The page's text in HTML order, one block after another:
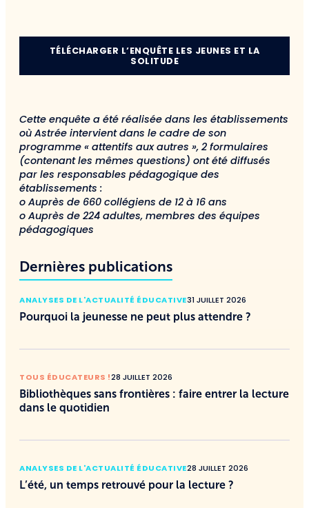
TÉLÉCHARGER L’ENQUÊTE LES JEUNES ET LA
SOLITUDE
Cette enquête a été réalisée dans les établissements
où Astrée intervient dans le cadre de son
programme « attentifs aux autres », 2 formulaires
(contenant les mêmes questions) ont été diffusés
par les responsables pédagogique des
établissements :
o Auprès de 660 collégiens de 12 à 16 ans
o Auprès de 224 adultes, membres des équipes
pédagogiques
Dernières publications
ANALYSES DE L'ACTUALITÉ ÉDUCATIVE31 JUILLET 2026
Pourquoi la jeunesse ne peut plus attendre ?
TOUS ÉDUCATEURS !28 JUILLET 2026
Bibliothèques sans frontières : faire entrer la lecture
dans le quotidien
ANALYSES DE L'ACTUALITÉ ÉDUCATIVE28 JUILLET 2026
L’été, un temps retrouvé pour la lecture ?